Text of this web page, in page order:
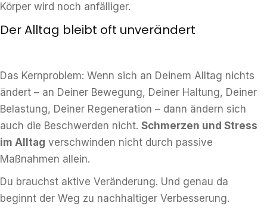
Körper wird noch anfälliger.
Der Alltag bleibt oft unverändert
Das Kernproblem: Wenn sich an Deinem Alltag nichts
ändert – an Deiner Bewegung, Deiner Haltung, Deiner
Belastung, Deiner Regeneration – dann ändern sich
auch die Beschwerden nicht. Schmerzen und Stress
im Alltag verschwinden nicht durch passive
Maßnahmen allein.
Du brauchst aktive Veränderung. Und genau da
beginnt der Weg zu nachhaltiger Verbesserung.